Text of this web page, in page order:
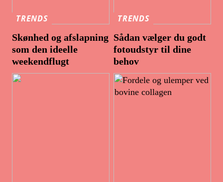
TRENDS
Skønhed og afslapning
som den ideelle
weekendflugt
TRENDS
Sådan vælger du godt
fotoudstyr til dine
behov